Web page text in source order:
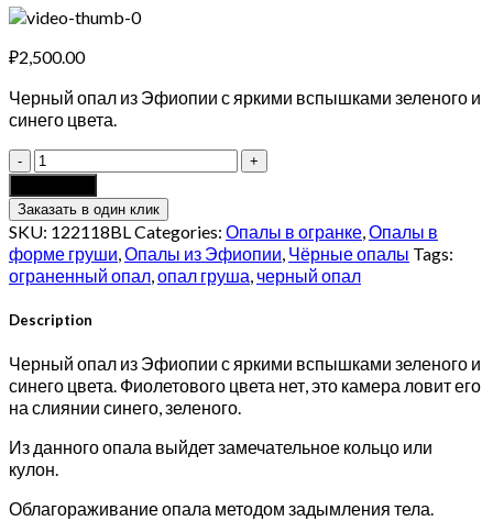
₽2,500.00
Черный опал из Эфиопии с яркими вспышками зеленого и
синего цвета.
Натуральный
черный
опал
1.22
карат
quantity
Заказать в один клик
SKU: 122118BLCategories: Опалы в огранке,Опалы в
форме груши,Опалы из Эфиопии, Чёрные опалы Tags:
ограненный опал,опал груша, черный опал
Description
Черный опал из Эфиопии с яркими вспышками зеленого и
синего цвета. Фиолетового цвета нет, это камера ловит его
на слиянии синего, зеленого.
Из данного опала выйдет замечательное кольцо или
кулон.
Облагораживание опала методом задымления тела.